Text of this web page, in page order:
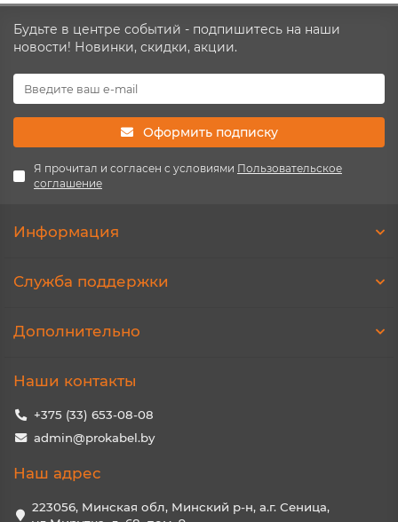
Будьте в центре событий - подпишитесь на наши
новости! Новинки, скидки, акции.
Оформить подписку
Я прочитал и согласен с условиями Пользовательское
соглашение
Информация
Служба поддержки
Дополнительно
Наши контакты
+375 (33) 653-08-08
admin@prokabel.by
Наш адрес
223056, Минская обл, Минский р-н, а.г. Сеница,